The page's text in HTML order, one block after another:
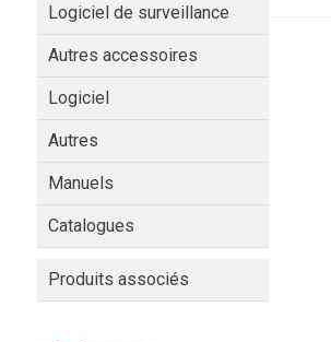
Logiciel de surveillance
Autres accessoires
Logiciel
Autres
Manuels
Catalogues
Produits associés